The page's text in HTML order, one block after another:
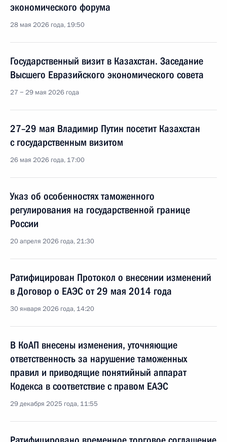
экономического форума
28 мая 2026 года, 19:50
Государственный визит в Казахстан. Заседание
Высшего Евразийского экономического совета
27 − 29 мая 2026 года
27–29 мая Владимир Путин посетит Казахстан
с государственным визитом
26 мая 2026 года, 17:00
Указ об особенностях таможенного
регулирования на государственной границе
России
20 апреля 2026 года, 21:30
Ратифицирован Протокол о внесении изменений
в Договор о ЕАЭС от 29 мая 2014 года
30 января 2026 года, 14:20
В КоАП внесены изменения, уточняющие
ответственность за нарушение таможенных
правил и приводящие понятийный аппарат
Кодекса в соответствие с правом ЕАЭС
29 декабря 2025 года, 11:55